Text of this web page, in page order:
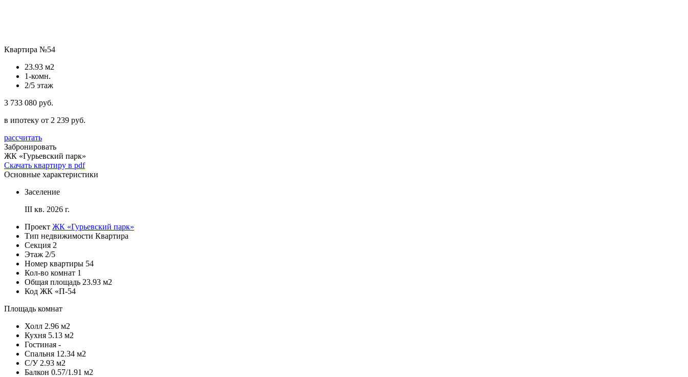
Квартира №54
23.93 м2
1-комн.
2/5 этаж
3 733 080 руб.
в ипотеку от 2 239 руб.
рассчитать
Забронировать
ЖК «Гурьевский парк»
Скачать квартиру в pdf
Основные характеристики
Заселение
III кв. 2026 г.
Проект ЖК «Гурьевский парк»
Тип недвижимости Квартира
Секция 2
Этаж 2/5
Номер квартиры 54
Кол-во комнат 1
Общая площадь 23.93 м2
Код ЖК «П-54
Площадь комнат
Холл 2.96 м2
Кухня 5.13 м2
Гостиная -
Спальня 12.34 м2
С/У 2.93 м2
Балкон 0.57/1.91 м2